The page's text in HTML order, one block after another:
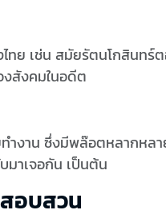
ทย เช่น สมัยรัตนโกสินทร์
สังคมในอดีต
ำงาน ซึ่งมีพล๊อตหลากหล
าเจอกัน เป็นต้น
อบสวน